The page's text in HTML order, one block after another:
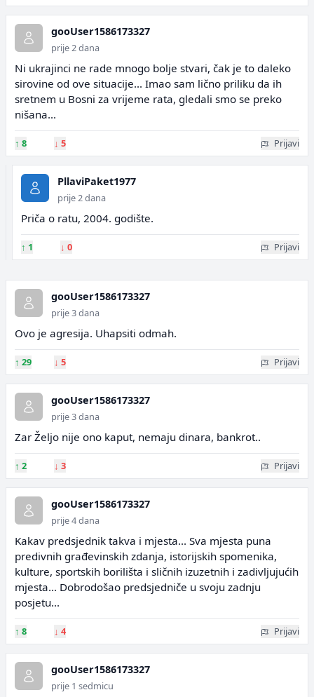
gooUser1586173327
prije 2 dana
Ni ukrajinci ne rade mnogo bolje stvari, čak je to daleko
sirovine od ove situacije... Imao sam lično priliku da ih
sretnem u Bosni za vrijeme rata, gledali smo se preko
nišana...
↑ 8 ↓ 5 Prijavi
PllaviPaket1977
prije 2 dana
Priča o ratu, 2004. godište.
↑ 1 ↓ 0 Prijavi
gooUser1586173327
prije 3 dana
Ovo je agresija. Uhapsiti odmah.
↑ 29 ↓ 5 Prijavi
gooUser1586173327
prije 3 dana
Zar Željo nije ono kaput, nemaju dinara, bankrot..
↑ 2 ↓ 3 Prijavi
gooUser1586173327
prije 4 dana
Kakav predsjednik takva i mjesta... Sva mjesta puna
predivnih građevinskih zdanja, istorijskih spomenika,
kulture, sportskih borilišta i sličnih izuzetnih i zadivljujućih
mjesta... Dobrodošao predsjedniče u svoju zadnju
posjetu...
↑ 8 ↓ 4 Prijavi
gooUser1586173327
prije 1 sedmicu